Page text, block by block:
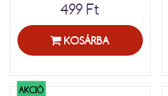
499 Ft
KOSÁRBA
AKCIÓ